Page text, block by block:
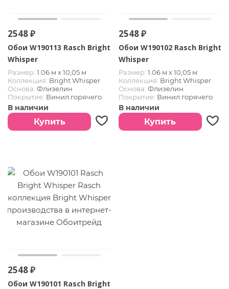
2548 ₽
Обои W190113 Rasch Bright
Whisper
Размер: 1.06 м х 10,05 м
Коллекция: Bright Whisper
Основа: Флизелин
Покрытие: Винил горячего
тиснения
В наличии
Купить
2548 ₽
Обои W190102 Rasch Bright
Whisper
Размер: 1.06 м х 10,05 м
Коллекция: Bright Whisper
Основа: Флизелин
Покрытие: Винил горячего
тиснения
В наличии
Купить
2548 ₽
Обои W190101 Rasch Bright